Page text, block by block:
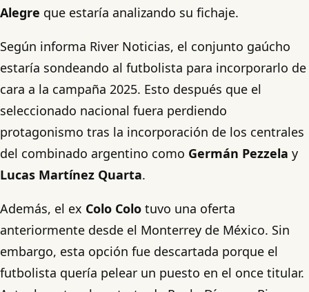
Alegre que estaría analizando su fichaje.
Según informa River Noticias, el conjunto gaúcho
estaría sondeando al futbolista para incorporarlo de
cara a la campaña 2025. Esto después que el
seleccionado nacional fuera perdiendo
protagonismo tras la incorporación de los centrales
del combinado argentino como Germán Pezzela y
Lucas Martínez Quarta.
Además, el ex Colo Colo tuvo una oferta
anteriormente desde el Monterrey de México. Sin
embargo, esta opción fue descartada porque el
futbolista quería pelear un puesto en el once titular.